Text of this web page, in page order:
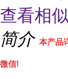
查看相
简介 本产品
微信!